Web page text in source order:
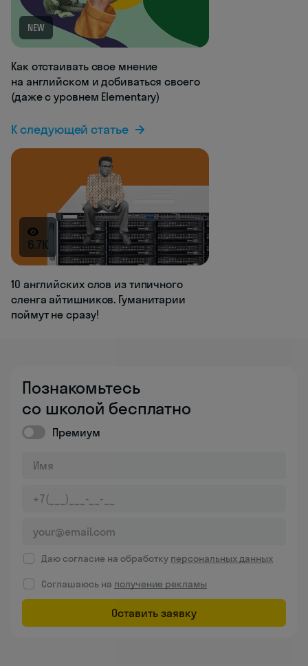
NEW
Как отстаивать свое мнение
на английском и добиваться своего
(даже с уровнем Elementary)
К следующей статье
6.7K
10 английских слов из типичного
сленга айтишников. Гуманитарии
поймут не сразу!
Познакомьтесь
со школой бесплатно
Премиум
Даю согласие на обработку персональных данных
Соглашаюсь на получение рекламы
Оставить заявку